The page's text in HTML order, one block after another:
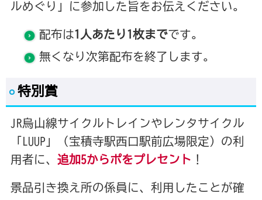
ルめぐり」に参加した旨をお伝えください。
配布は1人あたり1枚までです。
無くなり次第配布を終了します。
特別賞
JR烏山線サイクルトレインやレンタサイクル
「LUUP」（宝積寺駅西口駅前広場限定）の利
用者に、 追加5からポをプレセント ！
景品引き換え所の係員に、利用したことが確